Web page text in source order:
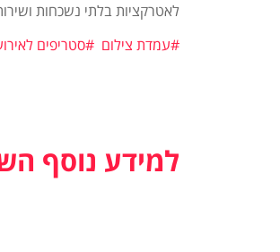
לאטרקציות בלתי נשכחות
#עמדת צילום #סטריפים
למידע נוסף